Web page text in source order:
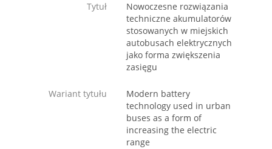
Tytuł
Nowoczesne rozwiązania
techniczne akumulatorów
stosowanych w miejskich
autobusach elektrycznych
jako forma zwiększenia
zasięgu
Wariant tytułu
Modern battery
technology used in urban
buses as a form of
increasing the electric
range